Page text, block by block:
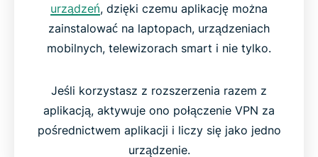
urządzeń, dzięki czemu aplikację można
zainstalować na laptopach, urządzeniach
mobilnych, telewizorach smart i nie tylko.
Jeśli korzystasz z rozszerzenia razem z
aplikacją, aktywuje ono połączenie VPN za
pośrednictwem aplikacji i liczy się jako jedno
urządzenie.